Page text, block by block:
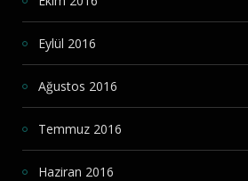
Eylül 2016
Ağustos 2016
Temmuz 2016
Haziran 2016